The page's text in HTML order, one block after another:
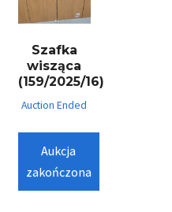
Szafka
wisząca
(159/2025/16)
Auction Ended
Aukcja
zakończona